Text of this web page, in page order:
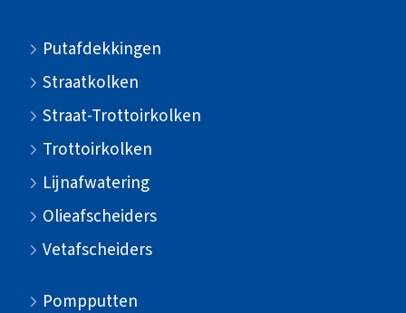
Putafdekkingen
Straatkolken
Straat-Trottoirkolken
Trottoirkolken
Lijnafwatering
Olieafscheiders
Vetafscheiders
Pompputten